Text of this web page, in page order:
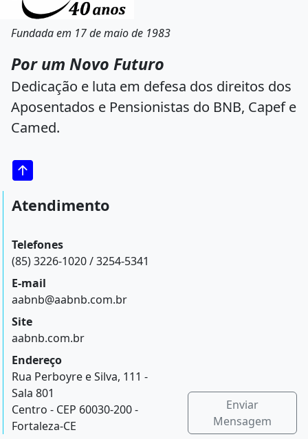
Fundada em 17 de maio de 1983
Por um Novo Futuro
Dedicação e luta em defesa dos direitos dos
Aposentados e Pensionistas do BNB, Capef e
Camed.
Atendimento
Telefones
(85) 3226-1020 / 3254-5341
E-mail
aabnb@aabnb.com.br
Site
aabnb.com.br
Endereço
Rua Perboyre e Silva, 111 -
Sala 801
Centro - CEP 60030-200 -
Fortaleza-CE
Enviar
Mensagem